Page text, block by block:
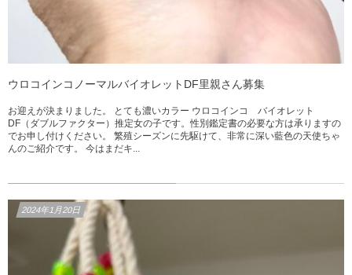
ウロコインコノーマルバイオレットDF里親さん募集
お迎えが決まりました。 とても濃いカラー ウロコインコ バイオレット
DF（ダブルファクター）推定女の子です。性別鑑定書の必要な方は承りますの
でお申し付けください。 繁殖シーズンに先駆けて、非常に深い藍色の天使ちゃ
んのご紹介です。 今はまだキ...
2024年1月20日